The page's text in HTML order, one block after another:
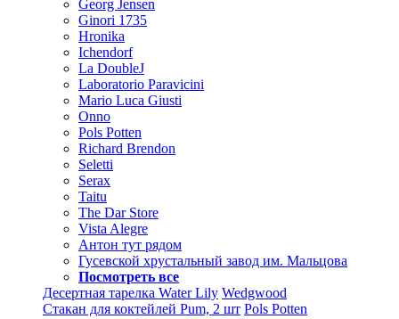
Georg Jensen
Ginori 1735
Hronika
Ichendorf
La DoubleJ
Laboratorio Paravicini
Mario Luca Giusti
Onno
Pols Potten
Richard Brendon
Seletti
Serax
Taitu
The Dar Store
Vista Alegre
Антон тут рядом
Гусевской хрустальный завод им. Мальцова
Посмотреть все
Десертная тарелка Water Lily Wedgwood
Стакан для коктейлей Pum, 2 шт Pols Potten